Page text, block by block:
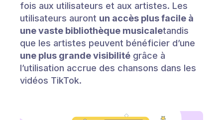
fois aux utilisateurs et aux artistes. Les
utilisateurs auront un accès plus facile à
une vaste bibliothèque musicaletandis
que les artistes peuvent bénéficier d’une
une plus grande visibilité grâce à
l’utilisation accrue des chansons dans les
vidéos TikTok.